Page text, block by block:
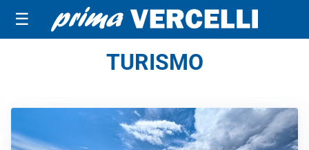
☰
TURISMO